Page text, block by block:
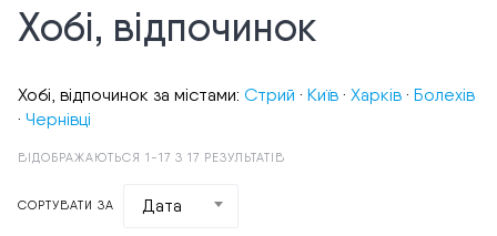
Хобі, відпочинок
Хобі, відпочинок за містами: Стрий · Київ · Харків · Болехів
· Чернівці
ВІДОБРАЖАЮТЬСЯ 1-17 З 17 РЕЗУЛЬТАТІВ
СОРТУВАТИ ЗА Дата